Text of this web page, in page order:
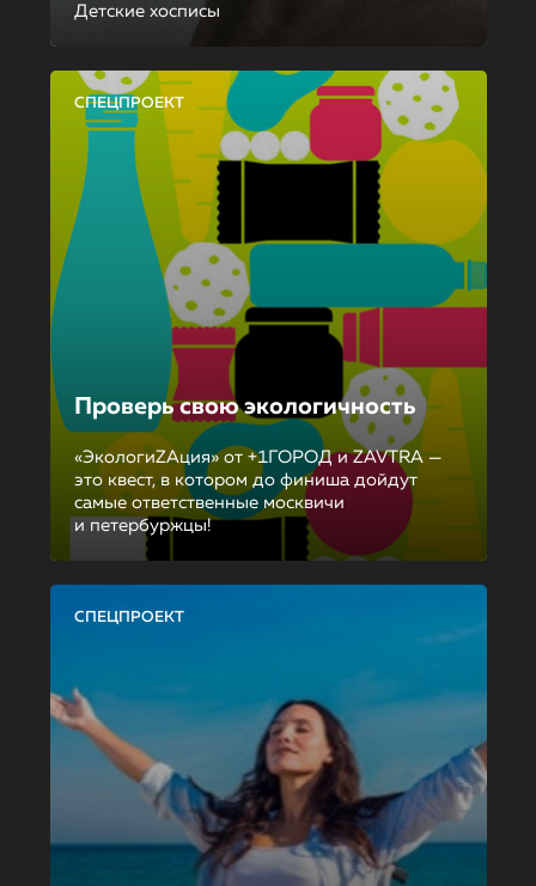
Детские хосписы
СПЕЦПРОЕКТ
Проверь свою экологичность
«ЭкологиZAция» от +1ГОРОД и ZAVTRA —
это квест, в котором до финиша дойдут
самые ответственные москвичи
и петербуржцы!
СПЕЦПРОЕКТ